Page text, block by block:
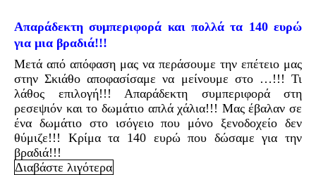
Απαράδεκτη συμπεριφορά και πολλά τα 140 ευρώ
για μια βραδιά!!!
Μετά από απόφαση μας να περάσουμε την επέτειο μας
στην Σκιάθο αποφασίσαμε να μείνουμε στο …!!! Τι
λάθος επιλογή!!! Απαράδεκτη συμπεριφορά στη
ρεσεψιόν και το δωμάτιο απλά χάλια!!! Μας έβαλαν σε
ένα δωμάτιο στο ισόγειο που μόνο ξενοδοχείο δεν
θύμιζε!!! Κρίμα τα 140 ευρώ που δώσαμε για την
βραδιά!!!
Διαβάστε λιγότερα